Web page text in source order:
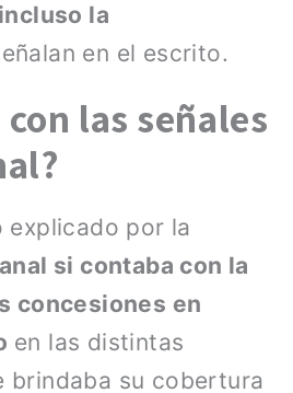
la
en el escrito.
con las señales
explicado por la
si contaba con la
concesiones en
en las distintas
brindaba su cobertura